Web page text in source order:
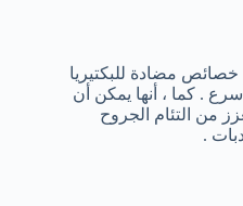
مضادة للبكتيريا
. كما ، أنها يمكن أن
من التئام الجروح
.